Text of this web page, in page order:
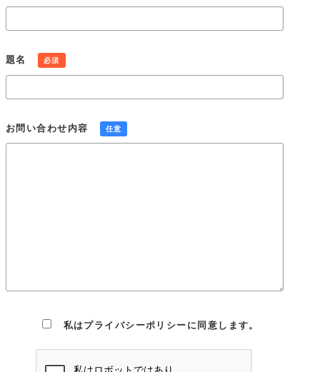
窓口を設置して、これらの要求ある場合には、法令にしたがっ
当社は、業務上使用する個人情報について適正な管理を実施す
るとともに、業務上の個人情報の適正な取り扱いを実現するた
当社は、この個人情報保護方針を実行するため、個人情報保護
社内ルールを策定し、これを研修・教育を通じて社内に周知徹
題名 必須
お問い合わせ内容 任意
私はプライバシーポリシーに同意します。